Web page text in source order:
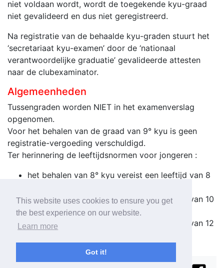
This website uses cookies to ensure you get
the best experience on our website.
Learn more
Got it!
niet voldaan wordt, wordt de toegekende kyu-graad
niet gevalideerd en dus niet geregistreerd.
Na registratie van de behaalde kyu-graden stuurt het
‘secretariaat kyu-examen’ door de ‘nationaal
verantwoordelijke graduatie’ gevalideerde attesten
naar de clubexaminator.
Algemeenheden
Tussengraden worden NIET in het examenverslag
opgenomen.
Voor het behalen van de graad van 9° kyu is geen
registratie-vergoeding verschuldigd.
Ter herinnering de leeftijdsnormen voor jongeren :
het behalen van 8° kyu vereist een leeftijd van 8
het behalen van 5° kyu vereist een leeftijd van 10
jaar;
het behalen van 3° kyu vereist een leeftijd van 12